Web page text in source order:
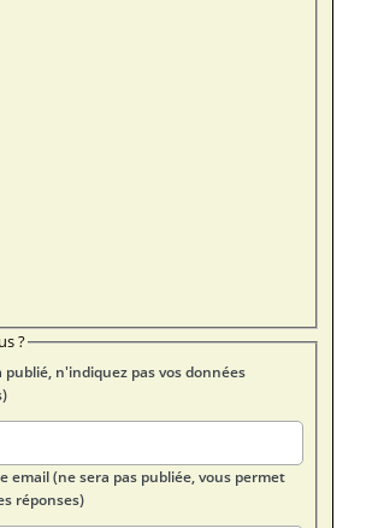
?
publié, n'indiquez pas vos données
email (ne sera pas publiée, vous permet
réponses)